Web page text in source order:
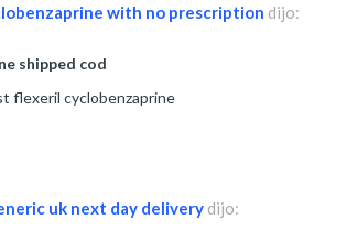
with no prescription dijo:
shipped cod
flexeril cyclobenzaprine
uk next day delivery dijo: